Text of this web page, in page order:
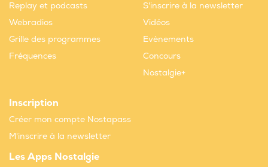
Replay et podcasts
Webradios
Grille des programmes
Fréquences
S'inscrire à la newsletter
Vidéos
Evènements
Concours
Nostalgie+
Inscription
Créer mon compte Nostapass
M'inscrire à la newsletter
Les Apps Nostalgie